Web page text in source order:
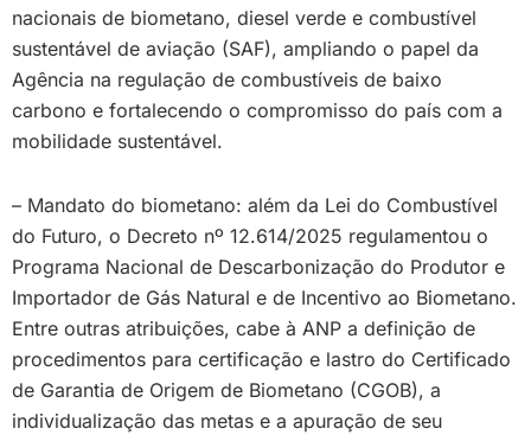
nacionais de biometano, diesel verde e combustível
sustentável de aviação (SAF), ampliando o papel da
Agência na regulação de combustíveis de baixo
carbono e fortalecendo o compromisso do país com a
mobilidade sustentável.
– Mandato do biometano: além da Lei do Combustível
do Futuro, o Decreto nº 12.614/2025 regulamentou o
Programa Nacional de Descarbonização do Produtor e
Importador de Gás Natural e de Incentivo ao Biometano.
Entre outras atribuições, cabe à ANP a definição de
procedimentos para certificação e lastro do Certificado
de Garantia de Origem de Biometano (CGOB), a
individualização das metas e a apuração de seu